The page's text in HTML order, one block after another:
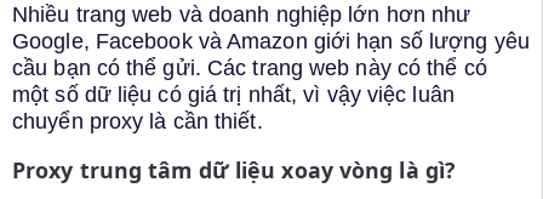
Nhiều trang web và doanh nghiệp lớn hơn như
Google, Facebook và Amazon giới hạn số lượng yêu
cầu bạn có thể gửi. Các trang web này có thể có
một số dữ liệu có giá trị nhất, vì vậy việc luân
chuyển proxy là cần thiết.
Proxy trung tâm dữ liệu xoay vòng là gì?